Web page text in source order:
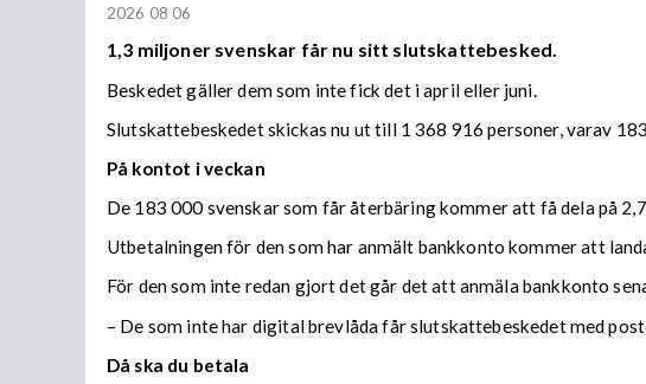
2026 08 06
1,3 miljoner svenskar får nu sitt slutskattebesked.
Beskedet gäller dem som inte fick det i april eller juni.
Slutskattebeskedet skickas nu ut till 1 368 916 personer, varav
På kontot i veckan
De 183 000 svenskar som får återbäring kommer att få dela på
Utbetalningen för den som har anmält bankkonto kommer att
För den som inte redan gjort det går det att anmäla bankkonto
– De som inte har digital brevlåda får slutskattebeskedet med
Då ska du betala